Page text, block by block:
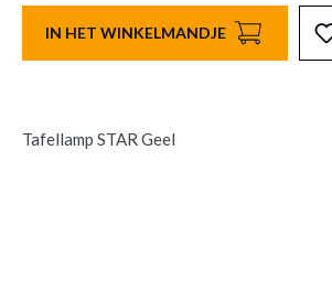
IN HET WINKELMANDJE
Tafellamp STAR Geel